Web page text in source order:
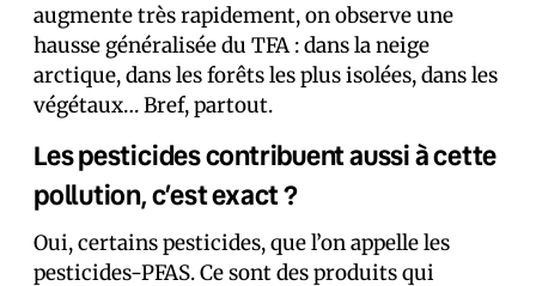
augmente très rapidement, on observe une
hausse généralisée du TFA : dans la neige
arctique, dans les forêts les plus isolées, dans les
végétaux… Bref, partout.
Les pesticides contribuent aussi à cette
pollution, c’est exact ?
Oui, certains pesticides, que l’on appelle les
pesticides-PFAS. Ce sont des produits qui